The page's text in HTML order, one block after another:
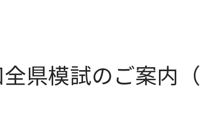
県模試のご案内（